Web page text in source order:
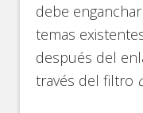
debe
temas
después del
través del filtro